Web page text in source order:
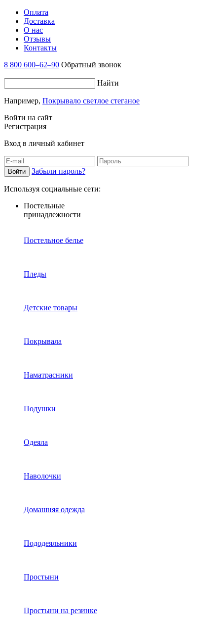
Оплата
Доставка
О нас
Отзывы
Контакты
8 800 600–62–90 Обратный звонок
Найти
Например, Покрывало светлое стеганое
Войти на сайт
Регистрация
Вход в личный кабинет
Забыли пароль?
Используя социальные сети:
Постельные
принадлежности
Постельное белье
Пледы
Детские товары
Покрывала
Наматрасники
Подушки
Одеяла
Наволочки
Домашняя одежда
Пододеяльники
Простыни
Простыни на резинке